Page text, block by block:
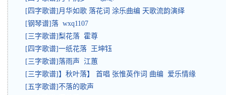
[四字歌谱]月华如歌 落花词 涂乐曲编 天歌流韵演绎
[钢琴谱]落 wxq1107
[三字歌谱]梨花落 霍尊
[四字歌谱]一纸花落 王坤钰
[三字歌谱]落雨声 江蕙
[三字歌谱]】秋叶落】 首唱 张惟英作词 曲编 爱乐情缘
[五字歌谱]不落的歌声